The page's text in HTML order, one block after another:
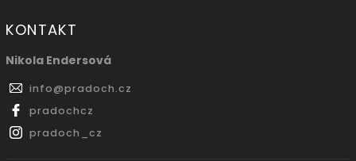
KONTAKT
Nikola Endersová
info@pradoch.cz
pradochcz
pradoch_cz